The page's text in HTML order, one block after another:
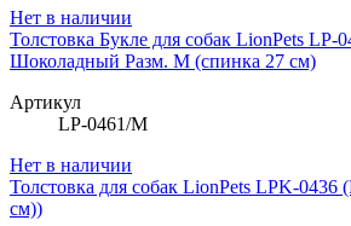
Нет в наличии
Толстовка Букле для собак LionPets LP-
Шоколадный Разм. M (спинка 27 см)
Артикул
LP-0461/M
Нет в наличии
Толстовка для собак LionPets LPK-0436
см))